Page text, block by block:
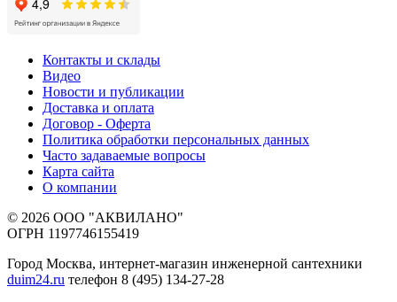
Контакты и склады
Видео
Новости и публикации
Доставка и оплата
Договор - Оферта
Политика обработки персональных данных
Часто задаваемые вопросы
Карта сайта
О компании
© 2026 ООО "АКВИЛАНО"
ОГРН 1197746155419
Город Москва, интернет-магазин инженерной сантехники
duim24.ru телефон 8 (495) 134-27-28